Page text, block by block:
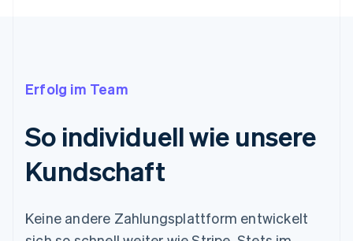
Erfolg im Team
So individuell wie unsere
Kundschaft
Keine andere Zahlungsplattform entwickelt